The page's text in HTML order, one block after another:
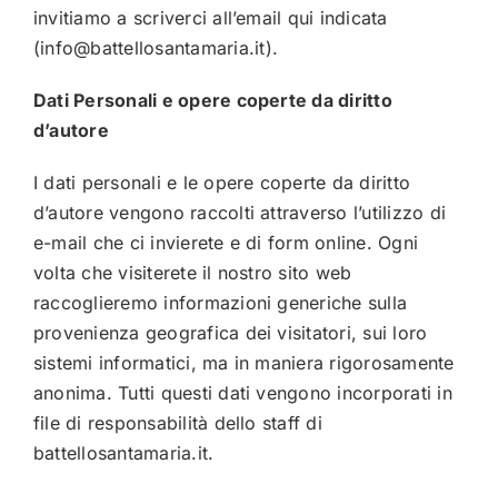
invitiamo a scriverci all’email qui indicata
(info@battellosantamaria.it).
Dati Personali e opere coperte da diritto
d’autore
I dati personali e le opere coperte da diritto
d’autore vengono raccolti attraverso l’utilizzo di
e-mail che ci invierete e di form online. Ogni
volta che visiterete il nostro sito web
raccoglieremo informazioni generiche sulla
provenienza geografica dei visitatori, sui loro
sistemi informatici, ma in maniera rigorosamente
anonima. Tutti questi dati vengono incorporati in
file di responsabilità dello staff di
battellosantamaria.it.